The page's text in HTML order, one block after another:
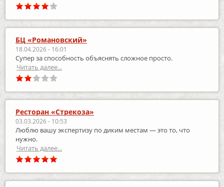
БЦ «Романовский»
18.04.2026 - 16:01
Супер за способность объяснять сложное просто.
Читать далее...
Ресторан «Стрекоза»
03.03.2026 - 10:53
Люблю вашу экспертизу по диким местам — это то, что
нужно.
Читать далее...